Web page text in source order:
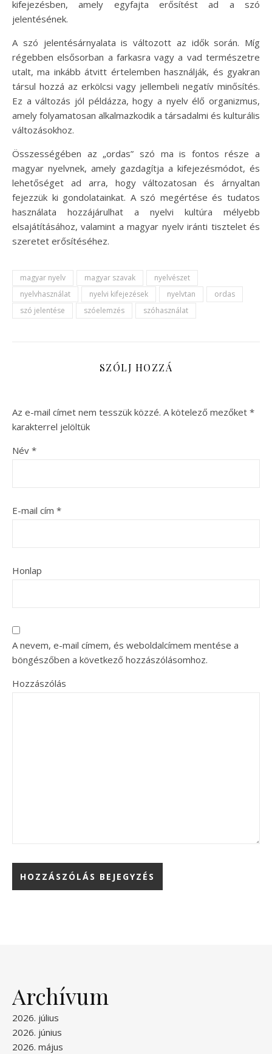
kifejezésben, amely egyfajta erősítést ad a szó
jelentésének.
A szó jelentésárnyalata is változott az idők során. Míg
régebben elsősorban a farkasra vagy a vad természetre
utalt, ma inkább átvitt értelemben használják, és gyakran
társul hozzá az erkölcsi vagy jellembeli negatív minősítés.
Ez a változás jól példázza, hogy a nyelv élő organizmus,
amely folyamatosan alkalmazkodik a társadalmi és kulturális
változásokhoz.
Összességében az „ordas” szó ma is fontos része a
magyar nyelvnek, amely gazdagítja a kifejezésmódot, és
lehetőséget ad arra, hogy változatosan és árnyaltan
fejezzük ki gondolatainkat. A szó megértése és tudatos
használata hozzájárulhat a nyelvi kultúra mélyebb
elsajátításához, valamint a magyar nyelv iránti tisztelet és
szeretet erősítéséhez.
magyar nyelv magyar szavak
nyelvészet
nyelvhasználat
nyelvi kifejezések nyelvtan
ordas
szó jelentése
szóelemzés szóhasználat
SZÓLJ HOZZÁ
Az e-mail címet nem tesszük közzé. A kötelező mezőket *
karakterrel jelöltük
Név *
E-mail cím *
Honlap
A nevem, e-mail címem, és weboldalcímem mentése a
böngészőben a következő hozzászólásomhoz.
Hozzászólás
Archívum
2026. július
2026. június
2026. május